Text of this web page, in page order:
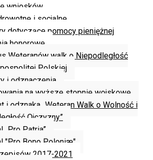
wniosków
i socjalne
dotyczące pomocy pieniężnej
honorowe
Weteranów walk o Niepodległość
Polskiej
i odznaczenia
na wyższe stopnie wojskowe
i odznaka „Weteran Walk o Wolność i
Ojczyzny”
„Pro Patria”
"Pro Bono Poloniæ"
2017-2021